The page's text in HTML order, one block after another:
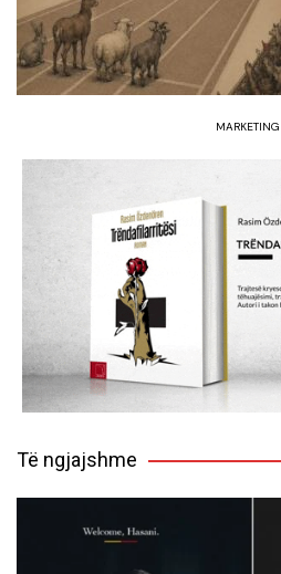
MARKETING
Të ngjajshme